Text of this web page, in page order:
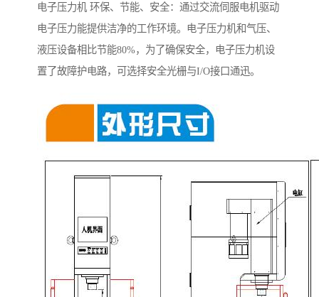
电子压力机 环保、节能、安全：通过交流伺服电机驱动
电子压力能提供洁净的工作环境。电子压力机和气压、
液压设备相比节能80%，为了确保安全，电子压力机设
置了故障护电路，可选择安全光栅与I/O接口通迅。